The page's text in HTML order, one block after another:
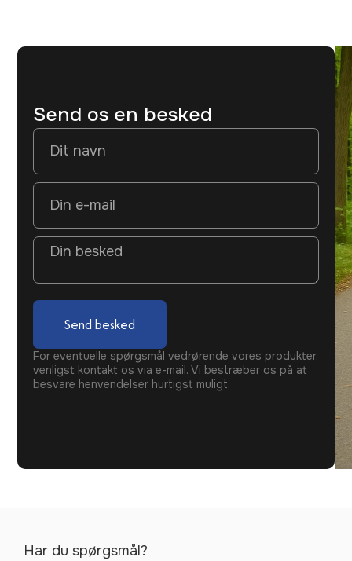
Send os en besked
Send besked
For eventuelle spørgsmål vedrørende vores produkter,
venligst kontakt os via e-mail. Vi bestræber os på at
besvare henvendelser hurtigst muligt.
Har du spørgsmål?